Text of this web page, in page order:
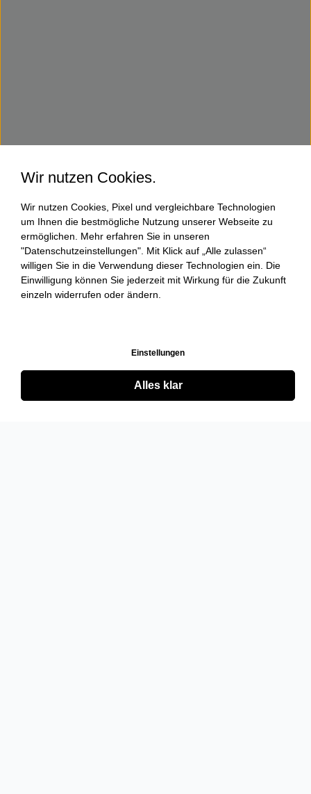
Wir nutzen Cookies.
Wir nutzen Cookies, Pixel und vergleichbare Technologien
um Ihnen die bestmögliche Nutzung unserer Webseite zu
ermöglichen. Mehr erfahren Sie in unseren
"Datenschutzeinstellungen". Mit Klick auf „Alle zulassen“
willigen Sie in die Verwendung dieser Technologien ein. Die
Einwilligung können Sie jederzeit mit Wirkung für die Zukunft
einzeln widerrufen oder ändern.
Einstellungen
Alles klar